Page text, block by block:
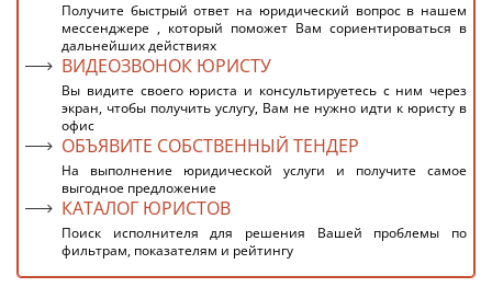
Получите быстрый ответ на юридический вопрос в нашем
мессенджере , который поможет Вам сориентироваться в
дальнейших действиях
ВИДЕОЗВОНОК ЮРИСТУ
Вы видите своего юриста и консультируетесь с ним через
экран, чтобы получить услугу, Вам не нужно идти к юристу в
офис
ОБЪЯВИТЕ СОБСТВЕННЫЙ ТЕНДЕР
На выполнение юридической услуги и получите самое
выгодное предложение
КАТАЛОГ ЮРИСТОВ
Поиск исполнителя для решения Вашей проблемы по
фильтрам, показателям и рейтингу